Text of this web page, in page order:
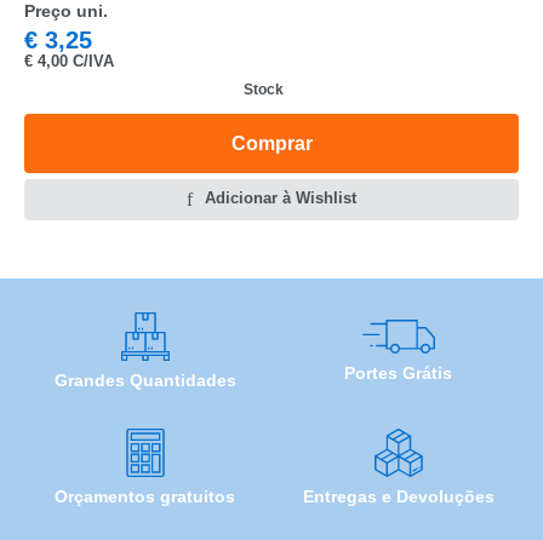
Preço uni.
€ 3,25
€ 4,00 C/IVA
Stock
Comprar
Adicionar à Wishlist
Grandes Quantidades Portes Grátis
Orçamentos gratuitos Entregas e Devoluções